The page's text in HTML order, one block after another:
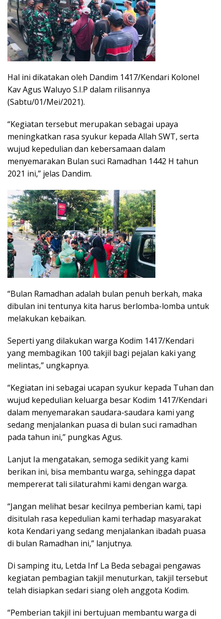
Hal ini dikatakan oleh Dandim 1417/Kendari Kolonel
Kav Agus Waluyo S.I.P dalam rilisannya
(Sabtu/01/Mei/2021).
“Kegiatan tersebut merupakan sebagai upaya
meningkatkan rasa syukur kepada Allah SWT, serta
wujud kepedulian dan kebersamaan dalam
menyemarakan Bulan suci Ramadhan 1442 H tahun
2021 ini,” jelas Dandim.
“Bulan Ramadhan adalah bulan penuh berkah, maka
dibulan ini tentunya kita harus berlomba-lomba untuk
melakukan kebaikan.
Seperti yang dilakukan warga Kodim 1417/Kendari
yang membagikan 100 takjil bagi pejalan kaki yang
melintas,” ungkapnya.
“Kegiatan ini sebagai ucapan syukur kepada Tuhan dan
wujud kepedulian keluarga besar Kodim 1417/Kendari
dalam menyemarakan saudara-saudara kami yang
sedang menjalankan puasa di bulan suci ramadhan
pada tahun ini,” pungkas Agus.
Lanjut Ia mengatakan, semoga sedikit yang kami
berikan ini, bisa membantu warga, sehingga dapat
mempererat tali silaturahmi kami dengan warga.
“Jangan melihat besar kecilnya pemberian kami, tapi
disitulah rasa kepedulian kami terhadap masyarakat
kota Kendari yang sedang menjalankan ibadah puasa
di bulan Ramadhan ini,” lanjutnya.
Di samping itu, Letda Inf La Beda sebagai pengawas
kegiatan pembagian takjil menuturkan, takjil tersebut
telah disiapkan sedari siang oleh anggota Kodim.
“Pemberian takjil ini bertujuan membantu warga di